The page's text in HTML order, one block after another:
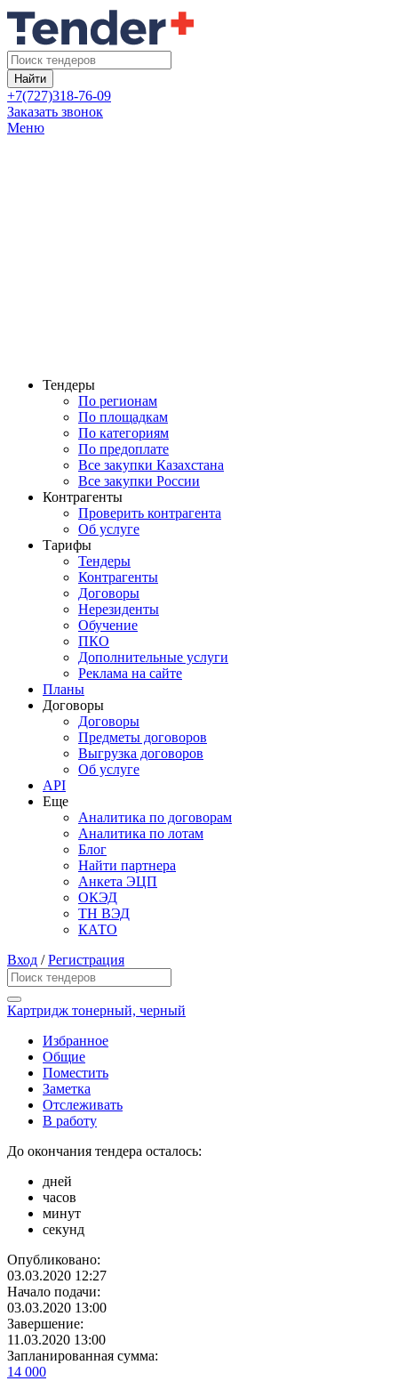
Найти
+7(727)318-76-09
Заказать звонок
Меню
Тендеры
По регионам
По площадкам
По категориям
По предоплате
Все закупки Казахстана
Все закупки России
Контрагенты
Проверить контрагента
Об услуге
Тарифы
Тендеры
Контрагенты
Договоры
Нерезиденты
Обучение
ПКО
Дополнительные услуги
Реклама на сайте
Планы
Договоры
Договоры
Предметы договоров
Выгрузка договоров
Об услуге
API
Еще
Аналитика по договорам
Аналитика по лотам
Блог
Найти партнера
Анкета ЭЦП
ОКЭД
ТН ВЭД
КАТО
Вход /Регистрация
Картридж тонерный, черный
Избранное
Общие
Поместить
Заметка
Отслеживать
В работу
До окончания тендера осталось:
дней
часов
минут
секунд
Опубликовано:
03.03.2020 12:27
Начало подачи:
03.03.2020 13:00
Завершение:
11.03.2020 13:00
Запланированная сумма:
14 000